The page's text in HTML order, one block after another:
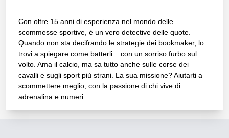
Con oltre 15 anni di esperienza nel mondo delle
scommesse sportive, è un vero detective delle quote.
Quando non sta decifrando le strategie dei bookmaker, lo
trovi a spiegare come batterli... con un sorriso furbo sul
volto. Ama il calcio, ma sa tutto anche sulle corse dei
cavalli e sugli sport più strani. La sua missione? Aiutarti a
scommettere meglio, con la passione di chi vive di
adrenalina e numeri.